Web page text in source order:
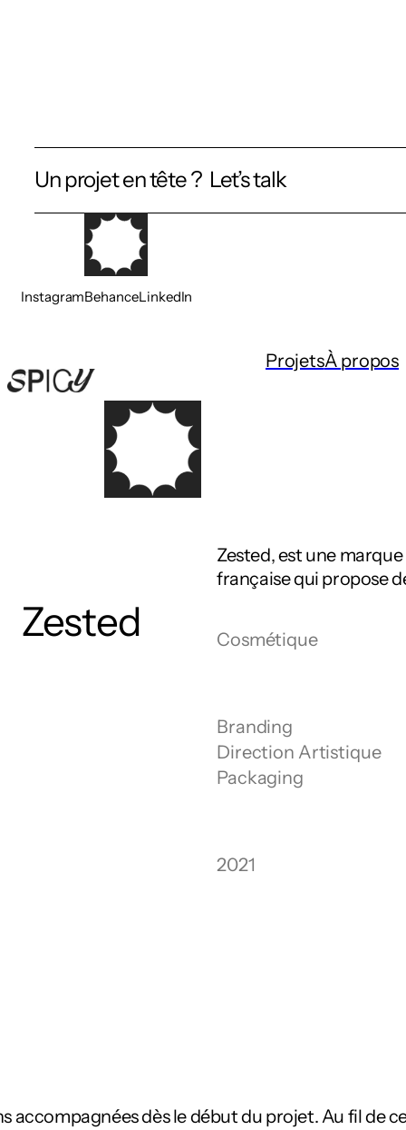
Un projet en tête ?  Let’s talk
InstagramBehanceLinkedIn
ProjetsÀ propos
Zested
Zested, est une
française qui propose
Cosmétique
Branding
Direction Artistique
Packaging
2021
accompagnées dès le début du projet. Au fil de